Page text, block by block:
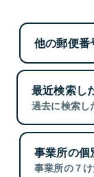
他の郵便番
最近検索し
過去に検索し
事業所の個
事業所の７